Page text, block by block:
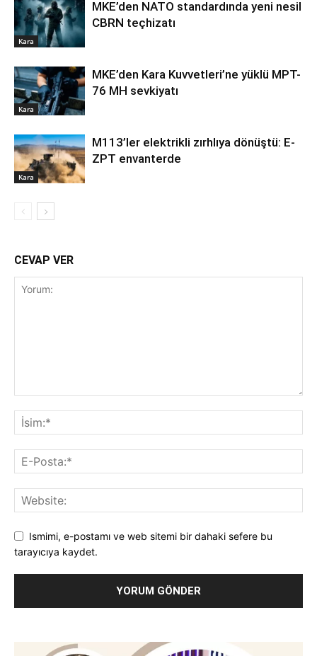
Kara
MKE’den NATO standardında yeni nesil
CBRN teçhizatı
Kara
MKE’den Kara Kuvvetleri’ne yüklü MPT-
76 MH sevkiyatı
Kara
M113’ler elektrikli zırhlıya dönüştü: E-
ZPT envanterde
CEVAP VER
Ismimi, e-postamı ve web sitemi bir dahaki sefere bu
tarayıcıya kaydet.